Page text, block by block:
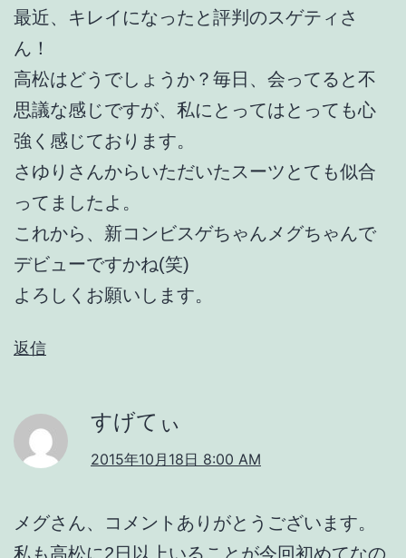
最近、キレイになったと評判のスゲティさ
ん！
高松はどうでしょうか？毎日、会ってると不
思議な感じですが、私にとってはとっても心
強く感じております。
さゆりさんからいただいたスーツとても似合
ってましたよ。
これから、新コンビスゲちゃんメグちゃんで
デビューですかね(笑)
よろしくお願いします。
返信
すげてぃ
2015年10月18日 8:00 AM
メグさん、コメントありがとうございます。
私も高松に2日以上いることが今回初めてなの